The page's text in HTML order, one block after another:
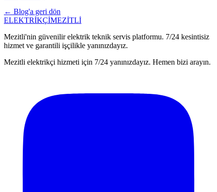
← Blog'a geri dön
ELEKTRİKÇİMEZİTLİ
Mezitli'nin güvenilir elektrik teknik servis platformu. 7/24 kesintisiz
hizmet ve garantili işçilikle yanınızdayız.
Mezitli elektrikçi hizmeti için 7/24 yanınızdayız. Hemen bizi arayın.